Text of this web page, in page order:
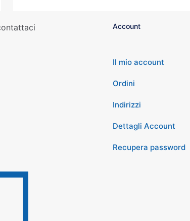
Account
Il mio account
Ordini
Indirizzi
Dettagli Account
Recupera password